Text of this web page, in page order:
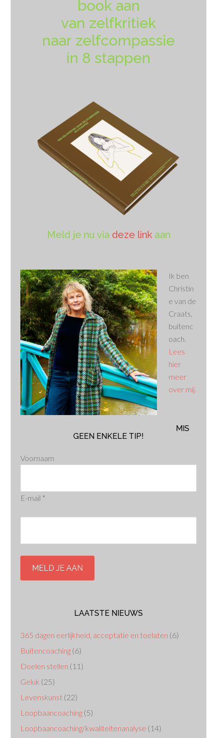
book aan
van zelfkritiek
naar zelfcompassie
in 8 stappen
Meld je nu via deze linkaan
Ik ben
Christin
e van de
Craats,
buitenc
oach.
Lees
hier
meer
over mij.
MIS
GEEN ENKELE TIP!
Voornaam
E-mail *
LAATSTE NIEUWS
365 dagen eerlijkheid, acceptatie en toelaten (6)
Buitencoaching (6)
Doelen stellen (11)
Geluk (25)
Levenskunst (22)
Loopbaancoaching (5)
Loopbaancoaching/kwaliteitenanalyse (14)